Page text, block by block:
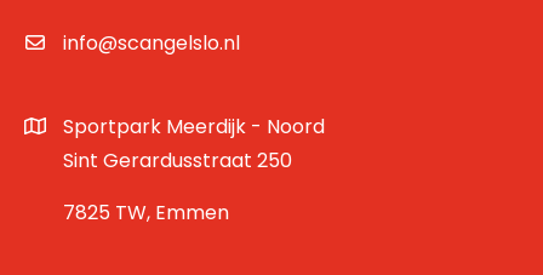
info@scangelslo.nl
Sportpark Meerdijk - Noord
Sint Gerardusstraat 250
7825 TW, Emmen